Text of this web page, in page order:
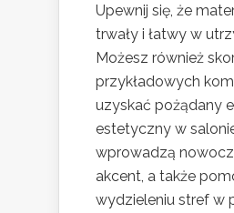
Upewnij się, że
trwały i łatwy w
Możesz również
przykładowych
uzyskać pożądany
estetyczny w
wprowadzą
akcent, a także
wydzieleniu stref w